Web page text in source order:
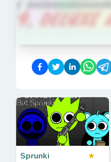
Sprunki
★